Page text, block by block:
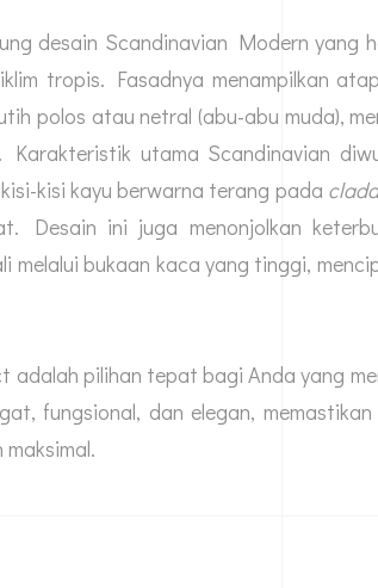
desain Scandinavian Modern yang
tropis. Fasadnya menampilkan
polos atau netral (abu-abu muda),
Karakteristik utama Scandinavian
kisi kayu berwarna terang pada
Desain ini juga menonjolkan
melalui bukaan kaca yang tinggi,
adalah pilihan tepat bagi Anda yang
fungsional, dan elegan,